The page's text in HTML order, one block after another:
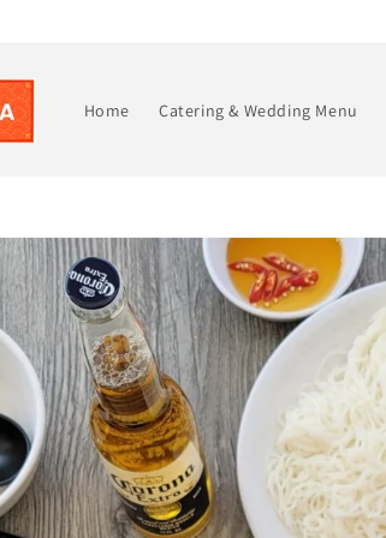
Home Catering & Wedding Menu